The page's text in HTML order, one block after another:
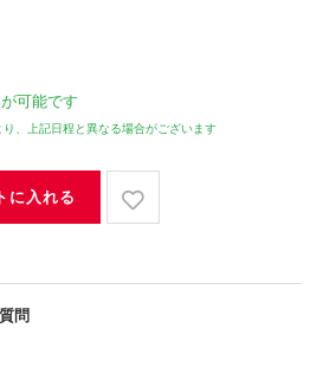
可能です
、上記日程と異なる場合がございます
に入れる
問